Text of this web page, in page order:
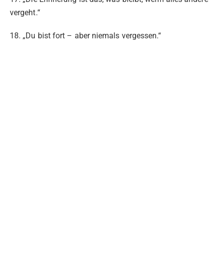
vergeht.“
18. „Du bist fort – aber niemals vergessen.“